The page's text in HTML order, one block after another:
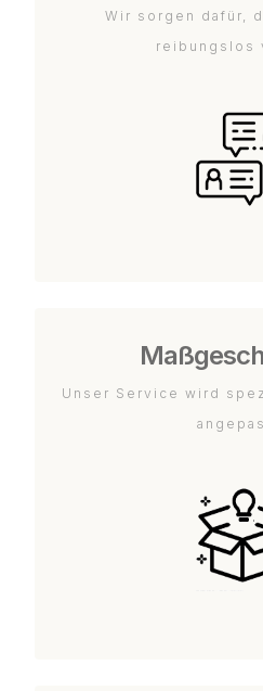
Wir sorgen dafür,
reibungslos
Unser Service wird